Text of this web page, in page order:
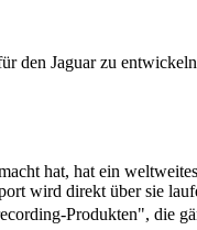
den Jaguar zu
hat, hat ein
wird direkt über sie
Produkten", die